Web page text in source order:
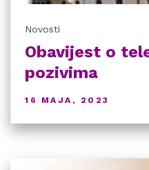
Novosti
Obavijest o
pozivima
16 MAJA, 2023